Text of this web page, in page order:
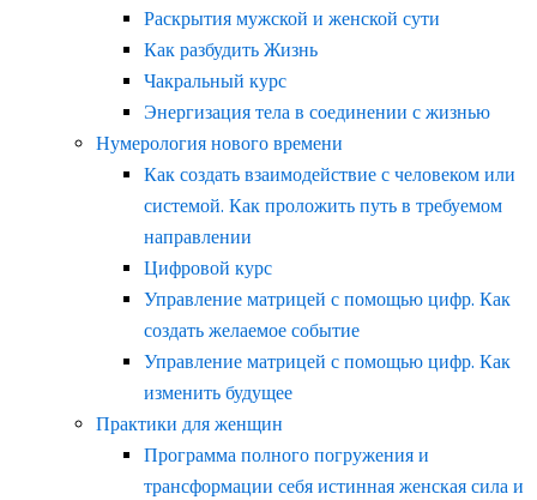
Раскрытия мужской и женской сути
Как разбудить Жизнь
Чакральный курс
Энергизация тела в соединении с жизнью
Нумерология нового времени
Как создать взаимодействие с человеком или
системой. Как проложить путь в требуемом
направлении
Цифровой курс
Управление матрицей с помощью цифр. Как
создать желаемое событие
Управление матрицей с помощью цифр. Как
изменить будущее
Практики для женщин
Программа полного погружения и
трансформации себя истинная женская сила и